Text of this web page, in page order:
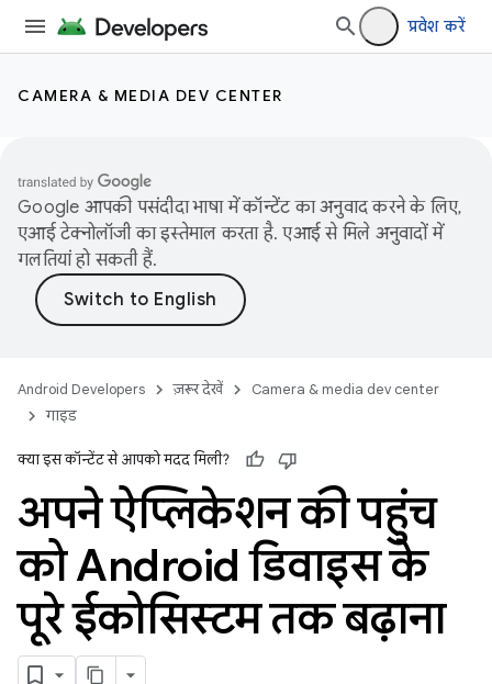
प्रवेश करें
CAMERA & MEDIA DEV CENTER
Google आपकी पसंदीदा भाषा में कॉन्टेंट का अनुवाद करने के लिए,
एआई टेक्नोलॉजी का इस्तेमाल करता है. एआई से मिले अनुवादों में
गलतियां हो सकती हैं.
Android Developers ज़रूर देखें
Camera & media dev center
गाइड
क्या इस कॉन्टेंट से आपको मदद मिली?
अपने ऐप्लिकेशन की पहुंच
को Android डिवाइस के
पूरे ईकोसिस्टम तक बढ़ाना